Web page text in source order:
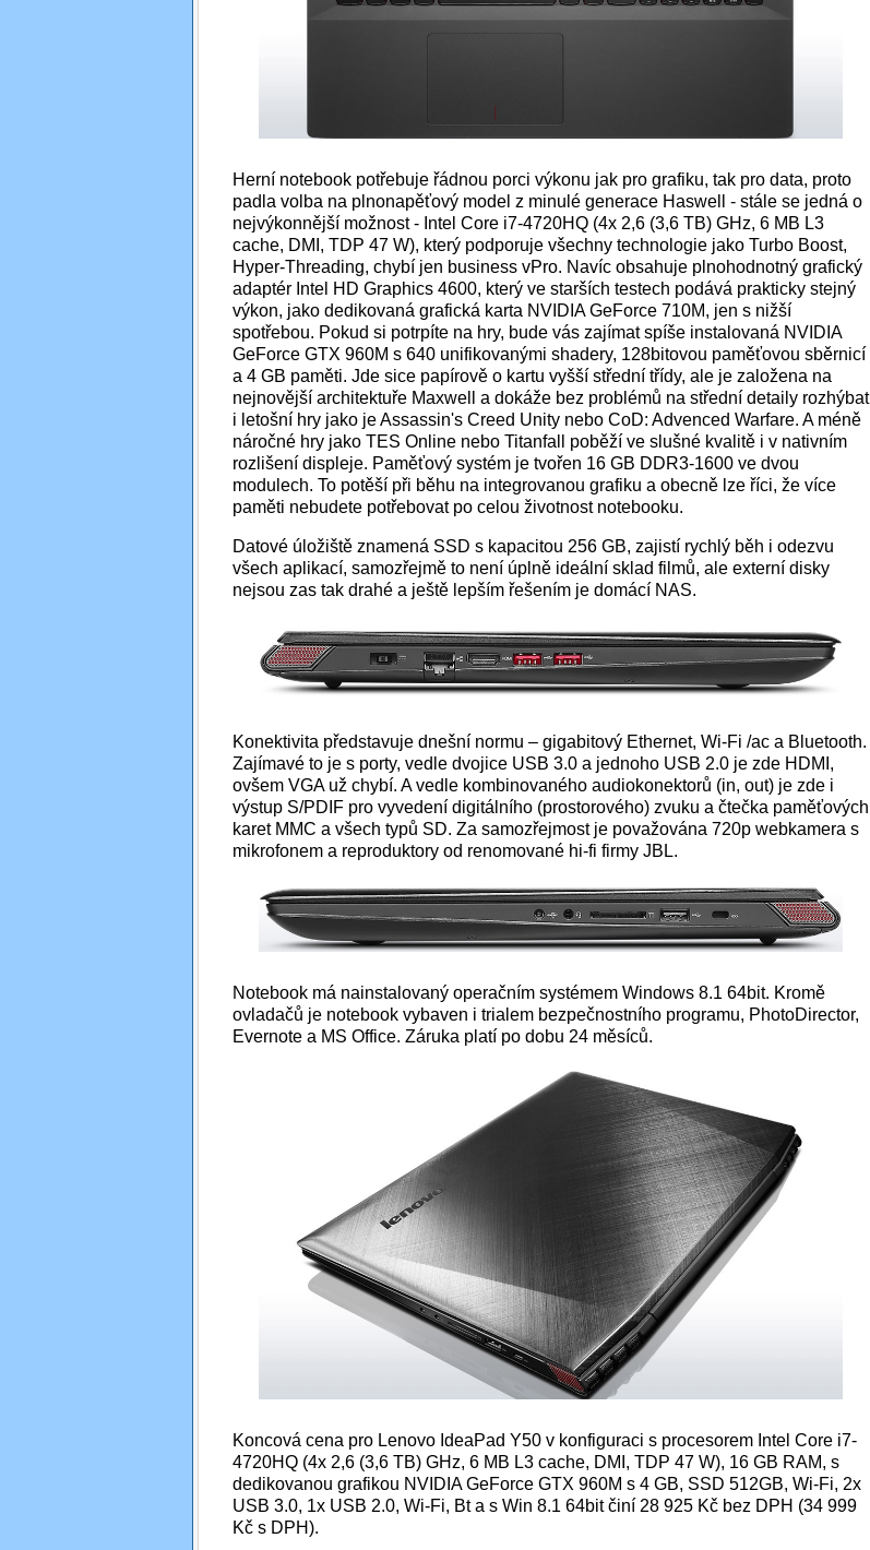
Herní notebook potřebuje řádnou porci výkonu jak pro grafiku, tak pro data, proto
padla volba na plnonapěťový model z minulé generace Haswell - stále se jedná o
nejvýkonnější možnost - Intel Core i7-4720HQ (4x 2,6 (3,6 TB) GHz, 6 MB L3
cache, DMI, TDP 47 W), který podporuje všechny technologie jako Turbo Boost,
Hyper-Threading, chybí jen business vPro. Navíc obsahuje plnohodnotný grafický
adaptér Intel HD Graphics 4600, který ve starších testech podává prakticky stejný
výkon, jako dedikovaná grafická karta NVIDIA GeForce 710M, jen s nižší
spotřebou. Pokud si potrpíte na hry, bude vás zajímat spíše instalovaná NVIDIA
GeForce GTX 960M s 640 unifikovanými shadery, 128bitovou paměťovou sběrnicí
a 4 GB paměti. Jde sice papírově o kartu vyšší střední třídy, ale je založena na
nejnovější architektuře Maxwell a dokáže bez problémů na střední detaily rozhýbat
i letošní hry jako je Assassin's Creed Unity nebo CoD: Advenced Warfare. A méně
náročné hry jako TES Online nebo Titanfall poběží ve slušné kvalitě i v nativním
rozlišení displeje. Paměťový systém je tvořen 16 GB DDR3-1600 ve dvou
modulech. To potěší při běhu na integrovanou grafiku a obecně lze říci, že více
paměti nebudete potřebovat po celou životnost notebooku.
Datové úložiště znamená SSD s kapacitou 256 GB, zajistí rychlý běh i odezvu
všech aplikací, samozřejmě to není úplně ideální sklad filmů, ale externí disky
nejsou zas tak drahé a ještě lepším řešením je domácí NAS.
Konektivita představuje dnešní normu – gigabitový Ethernet, Wi-Fi /ac a Bluetooth.
Zajímavé to je s porty, vedle dvojice USB 3.0 a jednoho USB 2.0 je zde HDMI,
ovšem VGA už chybí. A vedle kombinovaného audiokonektorů (in, out) je zde i
výstup S/PDIF pro vyvedení digitálního (prostorového) zvuku a čtečka paměťových
karet MMC a všech typů SD. Za samozřejmost je považována 720p webkamera s
mikrofonem a reproduktory od renomované hi-fi firmy JBL.
Notebook má nainstalovaný operačním systémem Windows 8.1 64bit. Kromě
ovladačů je notebook vybaven i trialem bezpečnostního programu, PhotoDirector,
Evernote a MS Office. Záruka platí po dobu 24 měsíců.
Koncová cena pro Lenovo IdeaPad Y50 v konfiguraci s procesorem Intel Core i7-
4720HQ (4x 2,6 (3,6 TB) GHz, 6 MB L3 cache, DMI, TDP 47 W), 16 GB RAM, s
dedikovanou grafikou NVIDIA GeForce GTX 960M s 4 GB, SSD 512GB, Wi-Fi, 2x
USB 3.0, 1x USB 2.0, Wi-Fi, Bt a s Win 8.1 64bit činí 28 925 Kč bez DPH (34 999
Kč s DPH).